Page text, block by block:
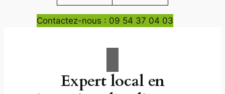
Contactez-nous : 09 54 37 04 03
Expert local en